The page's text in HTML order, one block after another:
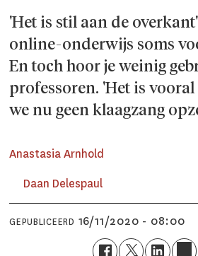
'Het is stil aan de
online-onderwijs soms
En toch hoor je weinig
professoren. 'Het is
we nu geen klaagzang
Anastasia Arnhold
Daan Delespaul
GEPUBLICEERD 16/11/2020 - 08:00